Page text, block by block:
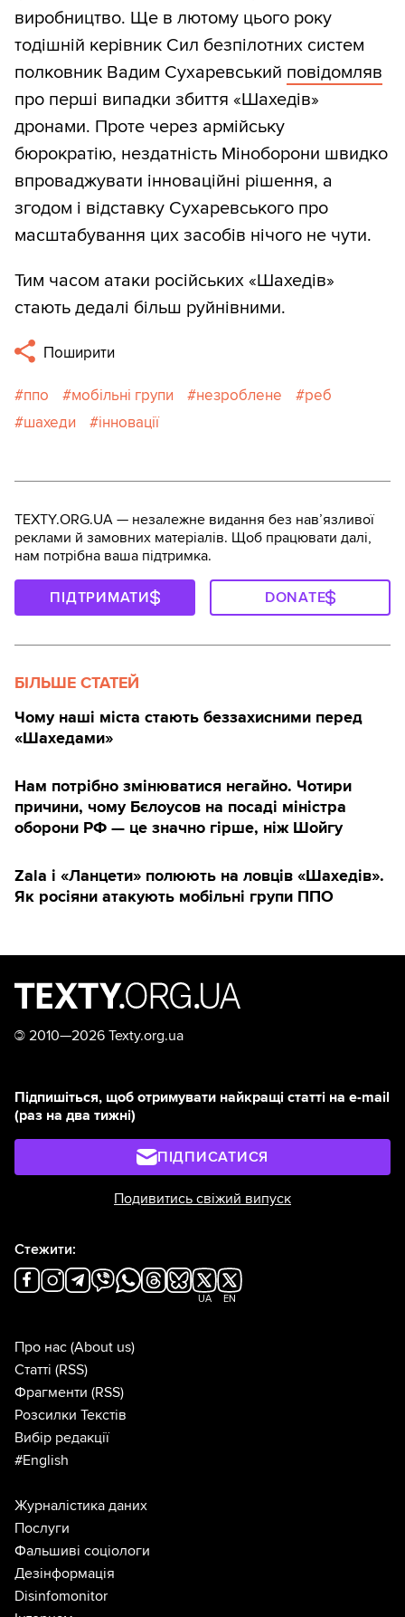
виробництво. Ще в лютому цього року
тодішній керівник Сил безпілотних систем
полковник Вадим Сухаревський повідомляв
про перші випадки збиття «Шахедів»
дронами. Проте через армійську
бюрократію, нездатність Міноборони швидко
впроваджувати інноваційні рішення, а
згодом і відставку Сухаревського про
масштабування цих засобів нічого не чути.
Тим часом атаки російських «Шахедів»
стають дедалі більш руйнівними.
Поширити
ппо мобільні групи незроблене
реб
шахеди
інновації
TEXTY.ORG.UA — незалежне видання без навʼязливої
реклами й замовних матеріалів. Щоб працювати далі,
нам потрібна ваша підтримка.
ПІДТРИМАТИ DONATE
БІЛЬШЕ СТАТЕЙ
Чому наші міста стають беззахисними перед
«Шахедами»
Нам потрібно змінюватися негайно. Чотири
причини, чому Бєлоусов на посаді міністра
оборони РФ — це значно гірше, ніж Шойгу
Zala і «Ланцети» полюють на ловців «Шахедів».
Як росіяни атакують мобільні групи ППО
© 2010—2026 Texty.org.ua
Підпишіться, щоб отримувати найкращі статті на e-mail
(раз на два тижні)
ПІДПИСАТИСЯ
Подивитись свіжий випуск
Стежити:
UA EN
Про нас (About us)
Статті (RSS)
Фрагменти (RSS)
Розсилки Текстів
Вибір редакції
#English
Журналістика даних
Послуги
Фальшиві соціологи
Дезінформація
Disinfomonitor